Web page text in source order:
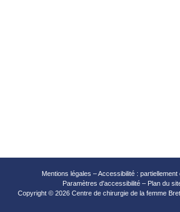
Mentions légales –Accessibilité : partiellement
Paramètres d'accessibilité– Plan du
Copyright ©2026 Centre de chirurgie de la femme